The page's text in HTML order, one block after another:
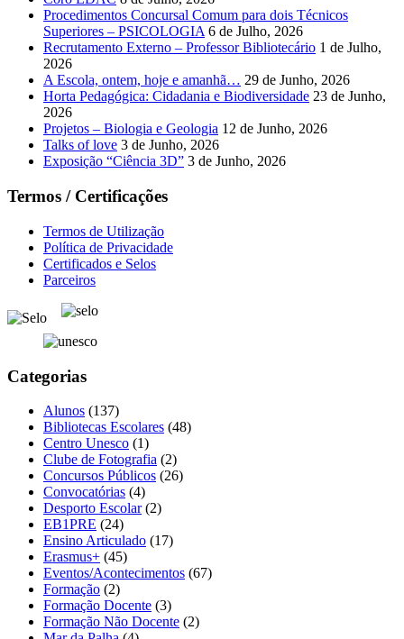
Procedimentos Concursal Comum para dois Técnicos
Superiores – PSICOLOGIA 6 de Julho, 2026
Recrutamento Externo – Professor Bibliotecário 1 de Julho,
2026
A Escola, ontem, hoje e amanhã… 29 de Junho, 2026
Horta Pedagógica: Cidadania e Biodiversidade 23 de Junho,
2026
Projetos – Biologia e Geologia 12 de Junho, 2026
Talks of love 3 de Junho, 2026
Exposição “Ciência 3D” 3 de Junho, 2026
Termos / Certificações
Termos de Utilização
Política de Privacidade
Certificados e Selos
Parceiros
Categorias
Alunos (137)
Bibliotecas Escolares (48)
Centro Unesco (1)
Clube de Fotografia (2)
Concursos Públicos (26)
Convocatórias (4)
Desporto Escolar(2)
EB1PRE (24)
Ensino Articulado (17)
Erasmus+ (45)
Eventos/Acontecimentos (67)
Formação (2)
Formação Docente (3)
Formação Não Docente (2)